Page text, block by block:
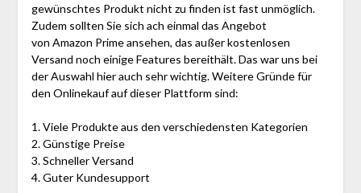
gewünschtes Produkt nicht zu finden ist fast unmöglich.
Zudem sollten Sie sich ach einmal das Angebot
von Amazon Prime ansehen, das außer kostenlosen
Versand noch einige Features bereithält. Das war uns bei
der Auswahl hier auch sehr wichtig. Weitere Gründe für
den Onlinekauf auf dieser Plattform sind:
1. Viele Produkte aus den verschiedensten Kategorien
2. Günstige Preise
3. Schneller Versand
4. Guter Kundesupport